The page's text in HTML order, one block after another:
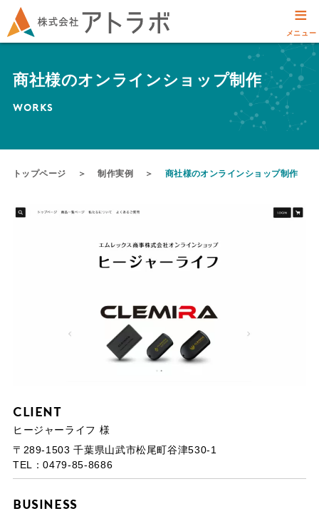
≡
メニュー
商社様のオンラインショップ制作
WORKS
トップページ ＞制作実例 ＞ 商社様のオンラインショップ制作
Client
ヒージャーライフ 様
〒289-1503 千葉県山武市松尾町谷津530-1
TEL：0479-85-8686
Business